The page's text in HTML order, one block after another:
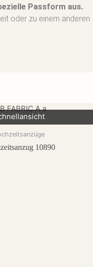
Passform aus.
oder zu einem anderen
10890